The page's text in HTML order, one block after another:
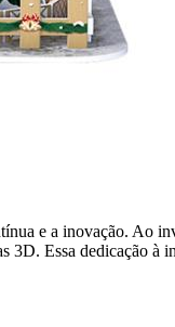
e a inovação. Ao
3D. Essa dedicação à